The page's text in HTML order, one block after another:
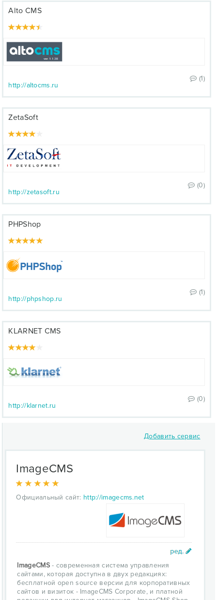
Alto CMS
(1)
http://altocms.ru
ZetaSoft
(0)
http://zetasoft.ru
PHPShop
(1)
http://phpshop.ru
KLARNET CMS
(0)
http://klarnet.ru
Добавить сервис
ImageCMS
Официальный сайт: http://imagecms.net
ImageCMS- современная система управления
сайтами, которая доступна в двух редакциях:
бесплатной open source версии для корпоративных
сайтов и визиток - ImageCMS Corporate, и платной